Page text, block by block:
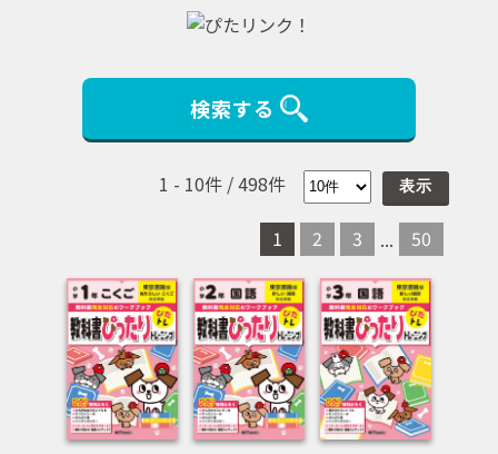
検索する
1 - 10件 /498件
1 2 3 ... 50